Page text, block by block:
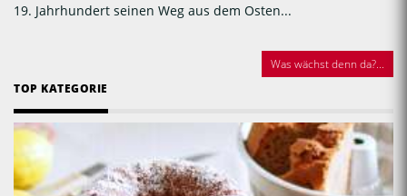
19. Jahrhundert seinen Weg aus dem Osten...
Was wächst denn da?...
TOP KATEGORIE